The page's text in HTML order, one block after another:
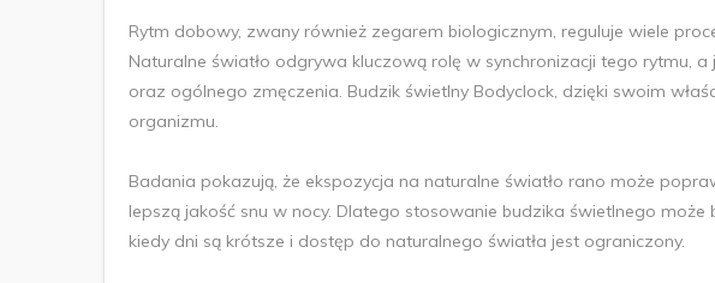
Rytm dobowy, zwany również zegarem biologicznym, reguluje wiele
Naturalne światło odgrywa kluczową rolę w synchronizacji tego rytmu,
oraz ogólnego zmęczenia. Budzik świetlny Bodyclock, dzięki swoim
organizmu.
Badania pokazują, że ekspozycja na naturalne światło rano może
lepszą jakość snu w nocy. Dlatego stosowanie budzika świetlnego
kiedy dni są krótsze i dostęp do naturalnego światła jest ograniczony.